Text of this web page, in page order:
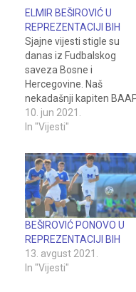
ELMIR BEŠIROVIĆ U
REPREZENTACIJI BIH
Sjajne vijesti stigle su
danas iz Fudbalskog
saveza Bosne i
Hercegovine. Naš
nekadašnji kapiten
Evrogola, Elmir Beširović
pozvan je u U-17
Hercegovine, za
prijateljske utakmice sa
reprezentacijom Crne
Gore, koji će biti odigrani
u Zenici, 22. i 24. juna
2021. godine. Odlične
igre mladog Beširovića
u…
10. jun 2021.
In "Vijesti"
BEŠIROVIĆ PONOVO U
REPREZENTACIJI BIH
13. avgust 2021.
In "Vijesti"